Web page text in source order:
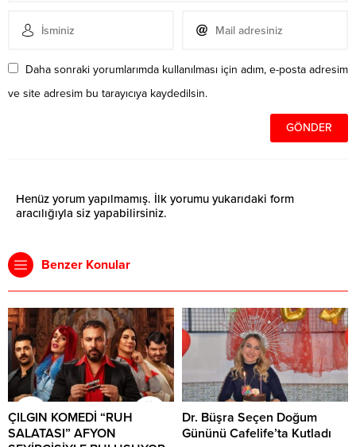
Daha sonraki yorumlarımda kullanılması için adım, e-posta adresim
ve site adresim bu tarayıcıya kaydedilsin.
Henüz yorum yapılmamış. İlk yorumu yukarıdaki form
aracılığıyla siz yapabilirsiniz.
Benzer Konular
ÇILGIN KOMEDİ “RUH
SALATASI” AFYON
Dr. Büşra Seçen Doğum
Gününü Cafelife’ta Kutladı